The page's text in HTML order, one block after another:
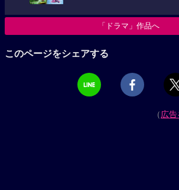
「ドラマ」作品へ
このページをシェアする
（広